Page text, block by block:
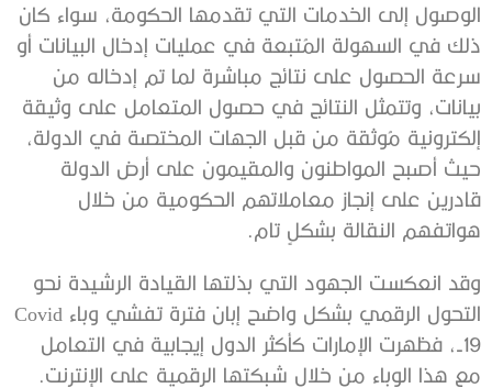
الوصول إلى الخدمات التي تقدمها الحكومة، سواء كان
ذلك في السهولة المُتبعة في عمليات إدخال البيانات أو
سرعة الحصول على نتائج مباشرة لما تم إدخاله من
بيانات، وتتمثل النتائج في حصول المتعامل على وثيقة
إلكترونية مُوثقة من قبل الجهات المختصة في الدولة،
حيث أصبح المواطنون والمقيمون على أرض الدولة
قادرين على إنجاز معاملاتهم الحكومية من خلال
هواتفهم النقالة بشكلٍ تام.
وقد انعكست الجهود التي بذلتها القيادة الرشيدة نحو
التحول الرقمي بشكل واضح إبان فترة تفشي وباء Covid
-19، فظهرت الإمارات كأكثر الدول إيجابية في التعامل
مع هذا الوباء من خلال شبكتها الرقمية على الإنترنت.